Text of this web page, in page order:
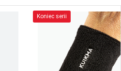
Koniec serii